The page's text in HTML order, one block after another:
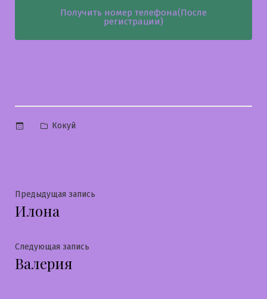
Получить номер телефона(После
регистрации)
Опубликовано
Кокуй
Навигация
по
записям
Предыдущая запись
Илона
Следующая запись
Валерия